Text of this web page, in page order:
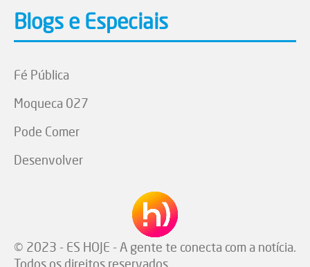
Blogs e Especiais
Fé Pública
Moqueca 027
Pode Comer
Desenvolver
© 2023 - ES HOJE - A gente te conecta com a notícia.
Todos os direitos reservados.